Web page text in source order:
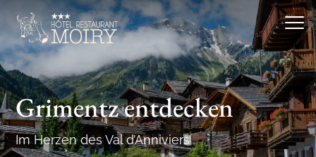
Grimentz entdecken
Im Herzen des Val d’Anniviers